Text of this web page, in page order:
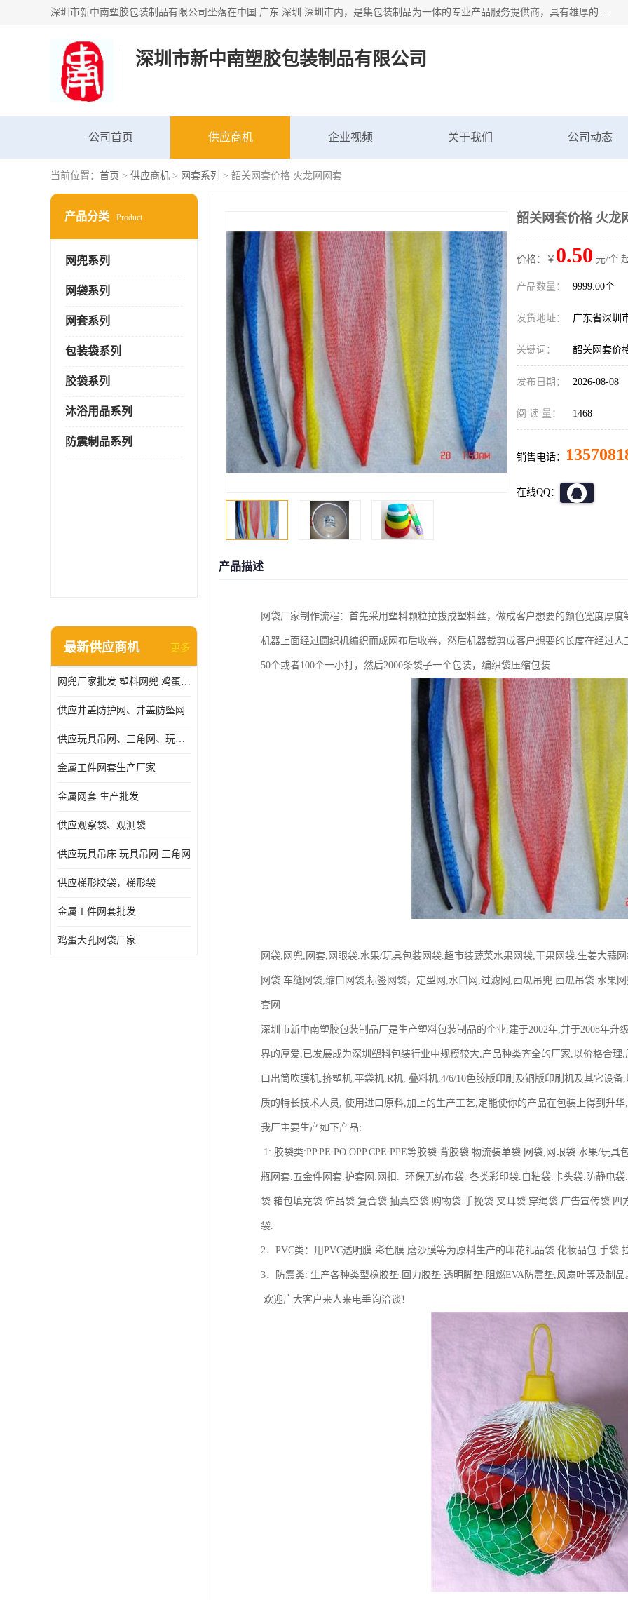
深圳市新中南塑胶包装制品有限公司坐落在中国 广东 深圳 深圳市内，是集包装制品为一体的专业产品服务提供商，具有雄厚的科研实力、技术实力和经济实力。主营网袋、网兜、网眼袋、网格袋、鱼丝网、尼龙网袋、网扣、网套等产品,大量批发,价格实惠。欢迎广大新老客户来电咨询价格、加盟、招商等服务。
深圳市新中南塑胶包装制品有限公司
公司首页 供应商机 企业视频 关于我们 公司动态
当前位置： 首页 > 供应商机 > 网套系列 > 韶关网套价格 火龙网网套
产品分类 Product
网兜系列
网袋系列
网套系列
包装袋系列
胶袋系列
沐浴用品系列
防震制品系列
最新供应商机 更多
网兜厂家批发 塑料网兜 鸡蛋网兜
供应井盖防护网、井盖防坠网
供应玩具吊网、三角网、玩具吊床
金属工件网套生产厂家
金属网套 生产批发
供应观察袋、观测袋
供应玩具吊床 玩具吊网 三角网
供应梯形胶袋，梯形袋
金属工件网套批发
鸡蛋大孔网袋厂家
韶关网套价格 火龙
价格：￥ 0.50 元/个
产品数量： 9999.00个
发货地址： 广东省深圳
关键词： 韶关网套价
发布日期： 2026-08-08
阅 读 量： 1468
销售电话：
在线QQ：
产品描述
网袋厂家制作流程：首先采用塑料颗粒拉拔成塑料丝，做成客户想要的颜色宽度厚
机器上面经过圆织机编织而成网布后收卷，然后机器裁剪成客户想要的长度在经过
50个或者100个一小打，然后2000条袋子一个包装，编织袋压缩包装
网袋,网兜,网套,网眼袋.水果/玩具包装网袋.超市装蔬菜水果网袋,干果网袋.生姜大蒜
网袋.车缝网袋,缩口网袋,标签网袋，定型网,水口网,过滤网,西瓜吊兜.西瓜吊袋.水果
套网
深圳市新中南塑胶包装制品厂是生产塑料包装制品的企业,建于2002年,并于2008年升
界的厚爱,已发展成为深圳塑料包装行业中规模较大,产品种类齐全的厂家,以价格合
口出筒吹膜机,挤塑机,平袋机,R机, 叠料机,4/6/10色胶版印刷及铜版印刷机及其它设
质的特长技术人员, 使用进口原料,加上的生产工艺,定能使你的产品在包装上得到
我厂主要生产如下产品:
1: 胶袋类:PP.PE.PO.OPP.CPE.PPE等胶袋.背胶袋.物流装单袋.网袋,网眼袋.水果/玩
瓶网套.五金件网套.护套网.网扣. 环保无纺布袋. 各类彩印袋.自粘袋.卡头袋.防静电
袋.箱包填充袋.饰品袋.复合袋.抽真空袋.购物袋.手挽袋.叉耳袋.穿绳袋.广告宣传袋.
袋.
2．PVC类：用PVC透明膜.彩色膜.磨沙膜等为原料生产的印花礼品袋.化妆品包.手
3．防震类: 生产各种类型橡胶垫.回力胶垫.透明脚垫.阻燃EVA防震垫,风扇叶等及制
欢迎广大客户来人来电垂询洽谈！